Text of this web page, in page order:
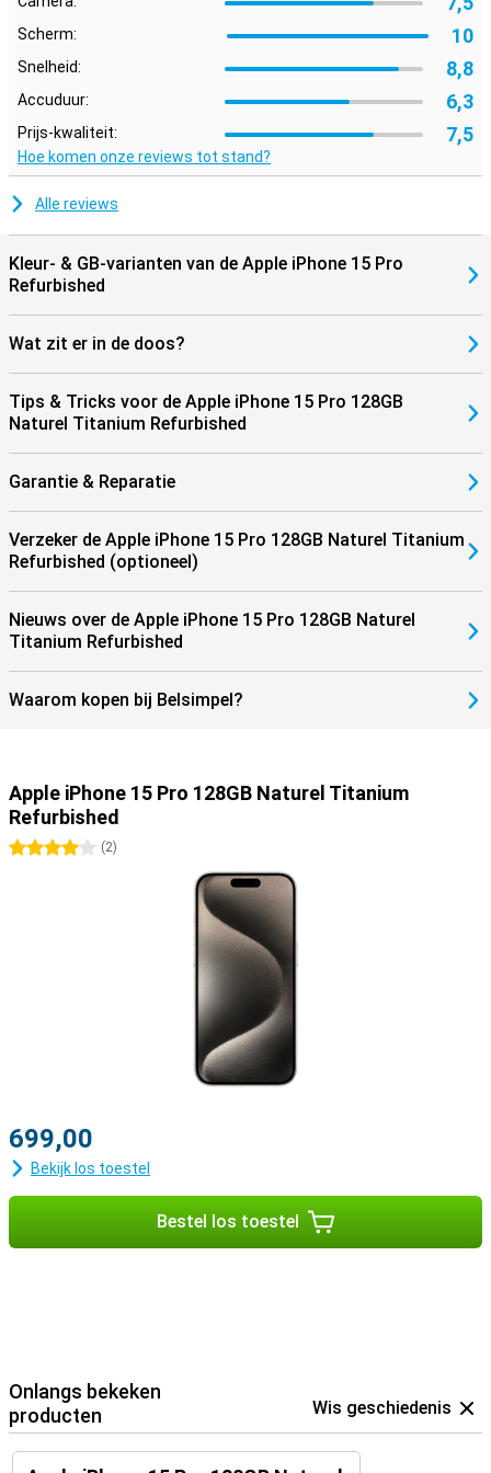
toestel makkelijk mee. Bovendien werkt deze Apple iPhone 15 Pro
128GB Naturel Titanium Refurbished perfect samen met andere
Apple-producten. Denk aan je AirPods of Apple Watch. Zo wissel je
eenvoudig tussen apparaten en haal je alles uit het Apple
ecosysteem.
Scherm: 10
Snelheid: 8,8
Accuduur: 6,3
Prijs-kwaliteit: 7,5
Hoe komen onze reviews tot stand?
Alle reviews
Kleur- & GB-varianten van de Apple iPhone 15 Pro
Refurbished
Wat zit er in de doos?
Tips & Tricks voor de Apple iPhone 15 Pro 128GB
Naturel Titanium Refurbished
Garantie & Reparatie
Verzeker de Apple iPhone 15 Pro 128GB Naturel Titanium
Refurbished (optioneel)
Nieuws over de Apple iPhone 15 Pro 128GB Naturel
Titanium Refurbished
Waarom kopen bij Belsimpel?
Apple iPhone 15 Pro 128GB Naturel Titanium
Refurbished
4 sterren
(2)
699,00
Bekijk los toestel
Bestel los toestel
Onlangs bekeken
producten
Wis geschiedenis